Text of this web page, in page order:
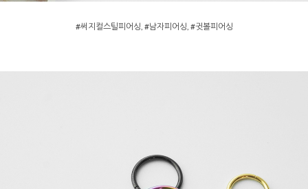
#써지컬스틸피어싱, #남자피어싱, #귓볼피어싱